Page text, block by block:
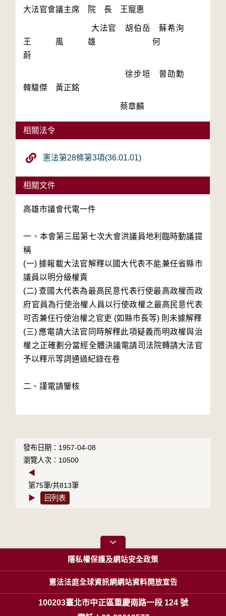
大法官　胡伯岳　蘇希洵
王風雄　何
徐步垣　曾劭勳
相關法令
憲法第28條第3項(36.01.01)
相關文件
高雄市議會代電一件
一、本會第三屆第七次大會洪議員地利臨時動議提
稱
(一) 據報載大法官解釋以國大代表不能兼任省縣市
議員以明分級權責
(二) 查國大代表為最高民意代表行使最高政權而政
府官員為行使治權人員以行使政權之最高民意代表
可否兼任行使治權之官吏 (如縣市長等) 則未據解釋
(三) 應電請大法官同時解釋此項疑義而明政權與治
權之正確劃分當經全體決議電請司法院轉請大法官
予以釋示等詞通過紀錄在卷
二、謹電請鑒核
發布日期：1957-04-08
瀏覽人次：10500
◀
第75筆/共813筆
▶
回列表
隱私權保護及網站安全政策
憲法法庭全球資訊網網站資料開放宣告
100203臺北市中正區重慶南路一段 124 號